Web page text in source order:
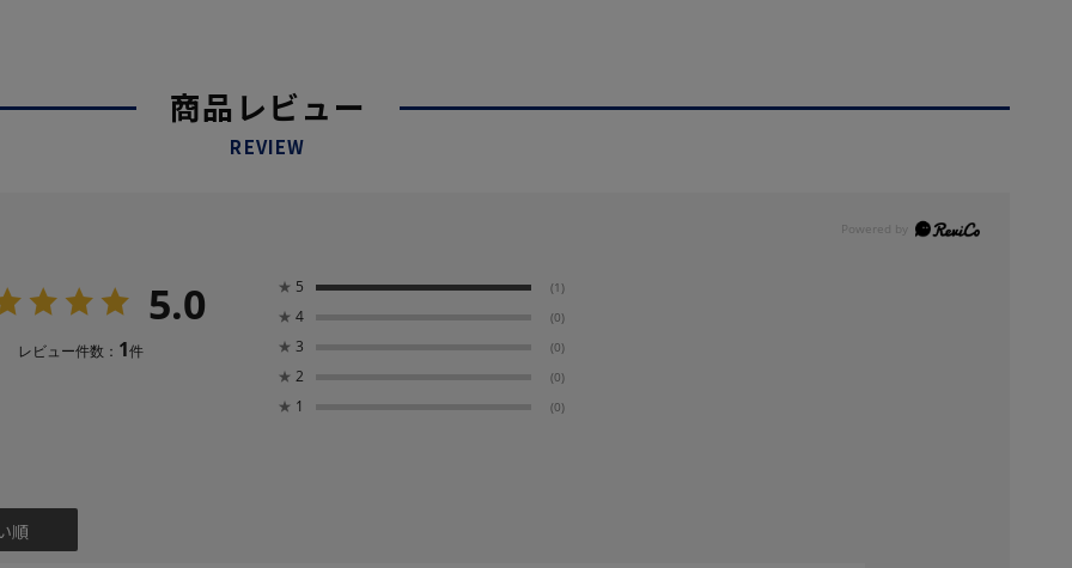
商品レビュー
REVIEW
5.0
レビュー件数： 1件
★ 5 (1)
★ 4 (0)
★ 3 (0)
★ 2 (0)
★ 1 (0)
順